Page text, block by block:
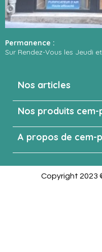
Permanence :
Sur Rendez-Vous les Jeudi
Nos articles
Nos produits
A propos de cem-
Copyright 2023